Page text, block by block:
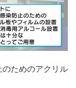
ためのアクリル